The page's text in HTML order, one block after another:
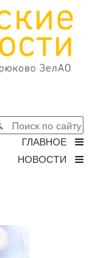
ГЛАВНОЕ
НОВОСТИ